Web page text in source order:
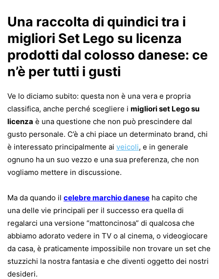
Una raccolta di quindici tra i
migliori Set Lego su licenza
prodotti dal colosso danese: ce
n’è per tutti i gusti
Ve lo diciamo subito: questa non è una vera e propria
classifica, anche perché scegliere i migliori set Lego su
licenza è una questione che non può prescindere dal
gusto personale. C’è a chi piace un determinato brand, chi
è interessato principalmente ai veicoli, e in generale
ognuno ha un suo vezzo e una sua preferenza, che non
vogliamo mettere in discussione.
Ma da quando il celebre marchio danese ha capito che
una delle vie principali per il successo era quella di
regalarci una versione “mattoncinosa” di qualcosa che
abbiamo adorato vedere in TV o al cinema, o videogiocare
da casa, è praticamente impossibile non trovare un set che
stuzzichi la nostra fantasia e che diventi oggetto dei nostri
desideri.